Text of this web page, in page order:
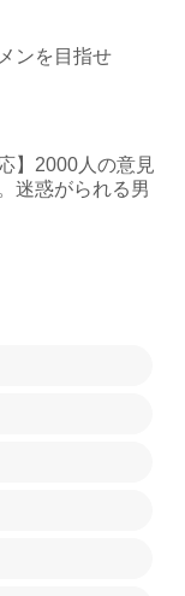
ンを目指せ
】2000人の意見
迷惑がられる男